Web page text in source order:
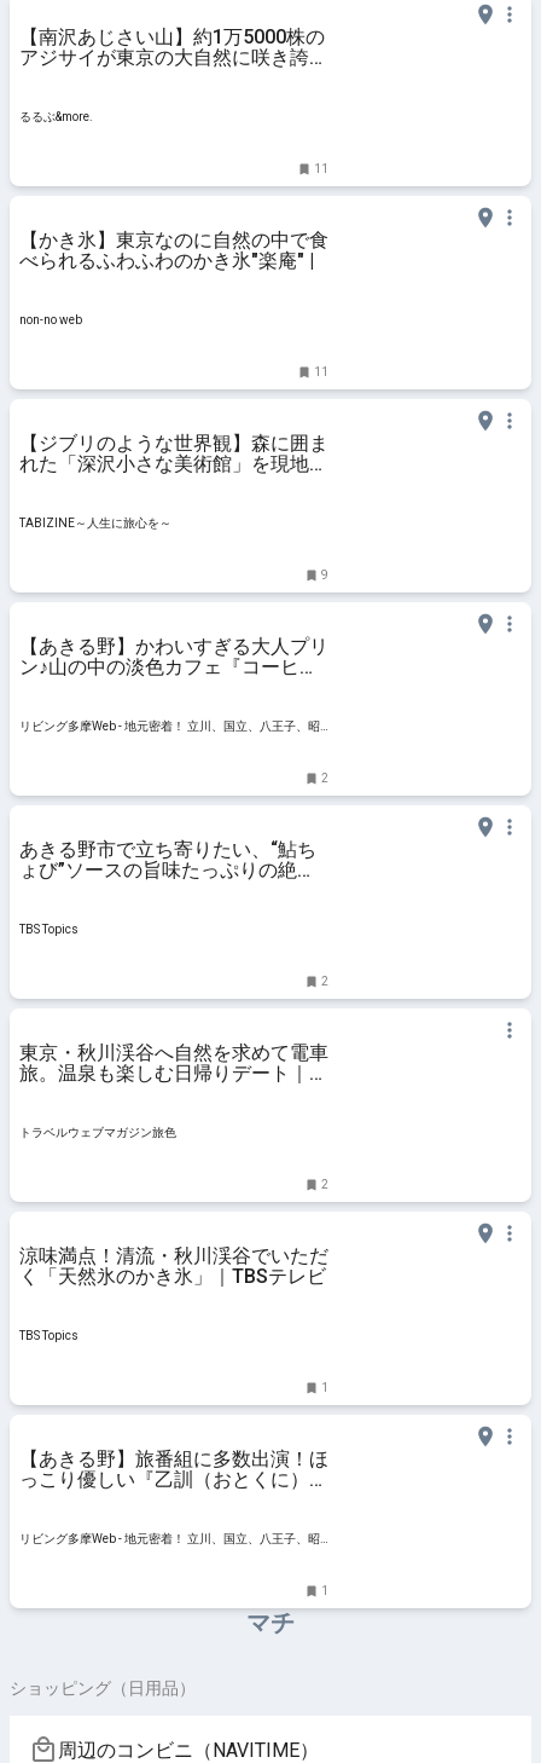
【南沢あじさい山】約1万5000株の
アジサイが東京の大自然に咲き誇
るるぶ&more.
11
【かき氷】東京なのに自然の中で食
べられるふわふわのかき氷"楽庵" |
non-no web
11
【ジブリのような世界観】森に囲ま
れた「深沢小さな美術館」を現地ル
TABIZINE～人生に旅心を～
9
【あきる野】かわいすぎる大人プリ
ン♪山の中の淡色カフェ『コーヒー
リビング多摩Web - 地元密着！ 立川、国立、八王子、昭
2
あきる野市で立ち寄りたい、“鮎ち
ょび”ソースの旨味たっぷりの絶品
TBS Topics
2
東京・秋川渓谷へ自然を求めて電車
旅。温泉も楽しむ日帰りデート｜旅
トラベルウェブマガジン旅色
2
涼味満点！清流・秋川渓谷でいただ
く「天然氷のかき氷」｜TBSテレビ
TBS Topics
1
【あきる野】旅番組に多数出演！ほ
っこり優しい『乙訓（おとくに）お
リビング多摩Web - 地元密着！ 立川、国立、八王子、昭
1
マチ
ショッピング（日用品）
周辺のコンビニ（NAVITIME）